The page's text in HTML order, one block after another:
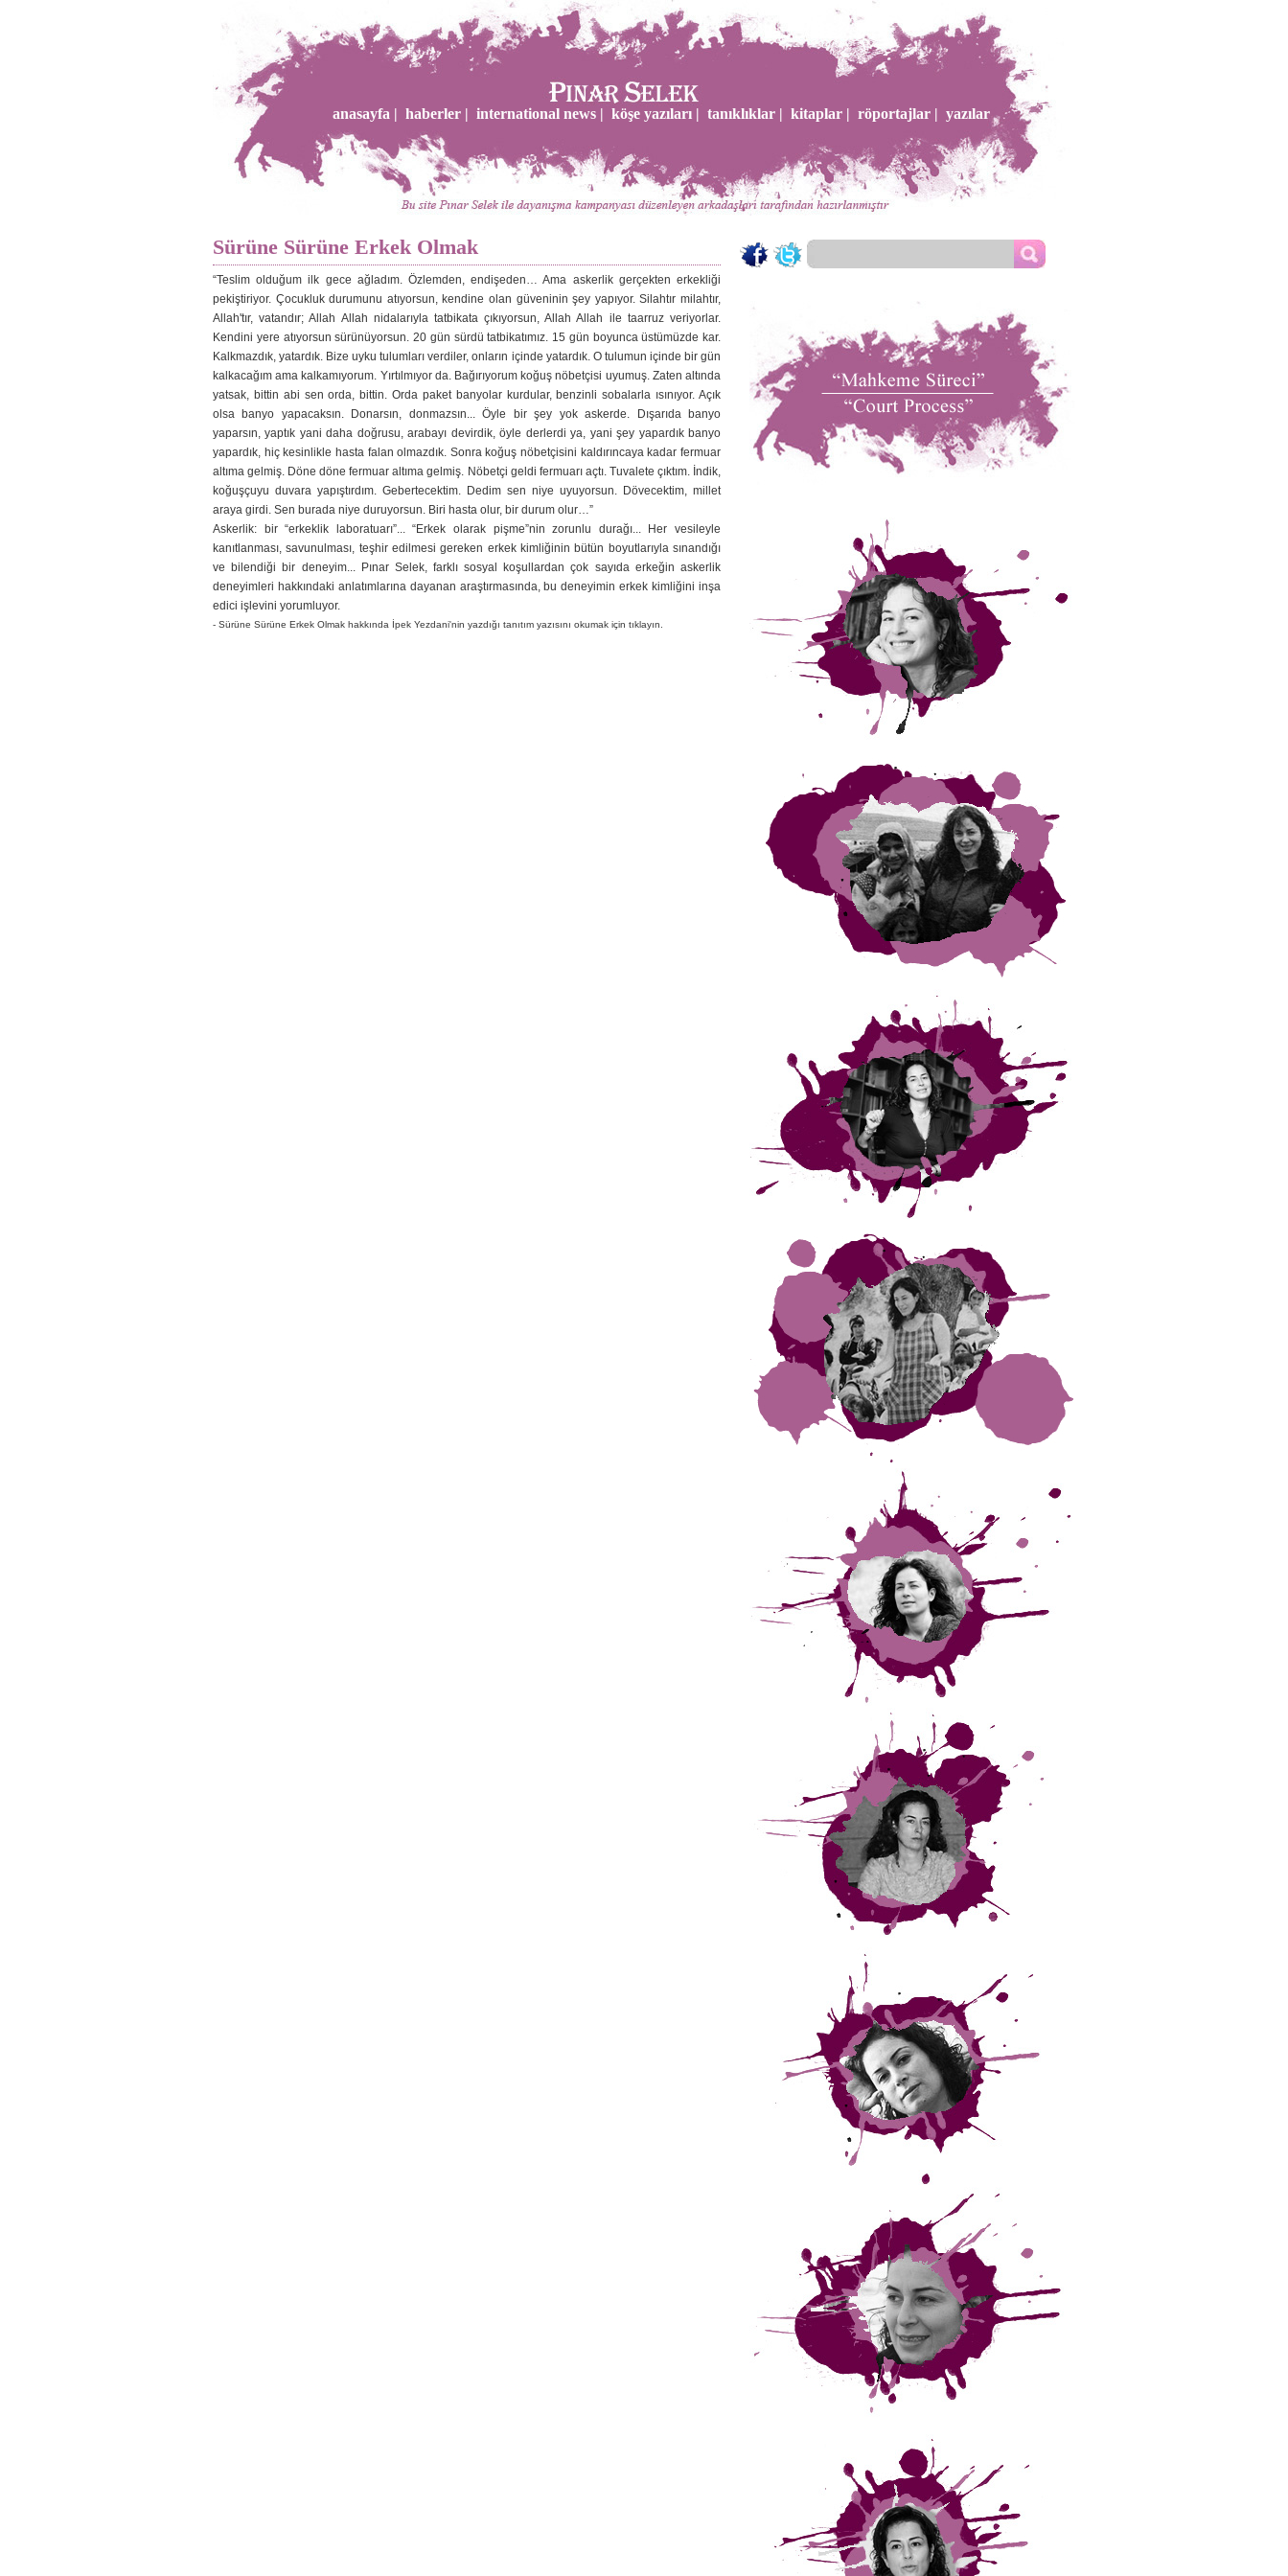
anasayfa | haberler | international news | köşe yazıları | tanıklıklar | kitaplar | röportajlar | yazılar
Sürüne Sürüne Erkek Olmak
“Teslim olduğum ilk gece ağladım. Özlemden, endişeden… Ama askerlik gerçekten erkekliği
pekiştiriyor. Çocukluk durumunu atıyorsun, kendine olan güveninin şey yapıyor. Silahtır milahtır,
Allah'tır, vatandır; Allah Allah nidalarıyla tatbikata çıkıyorsun, Allah Allah ile taarruz veriyorlar.
Kendini yere atıyorsun sürünüyorsun. 20 gün sürdü tatbikatımız. 15 gün boyunca üstümüzde kar.
Kalkmazdık, yatardık. Bize uyku tulumları verdiler, onların içinde yatardık. O tulumun içinde bir gün
kalkacağım ama kalkamıyorum. Yırtılmıyor da. Bağırıyorum koğuş nöbetçisi uyumuş. Zaten altında
yatsak, bittin abi sen orda, bittin. Orda paket banyolar kurdular, benzinli sobalarla ısınıyor. Açık
olsa banyo yapacaksın. Donarsın, donmazsın... Öyle bir şey yok askerde. Dışarıda banyo
yaparsın, yaptık yani daha doğrusu, arabayı devirdik, öyle derlerdi ya, yani şey yapardık banyo
yapardık, hiç kesinlikle hasta falan olmazdık. Sonra koğuş nöbetçisini kaldırıncaya kadar fermuar
altıma gelmiş. Döne döne fermuar altıma gelmiş. Nöbetçi geldi fermuarı açtı. Tuvalete çıktım. İndik,
koğuşçuyu duvara yapıştırdım. Gebertecektim. Dedim sen niye uyuyorsun. Dövecektim, millet
araya girdi. Sen burada niye duruyorsun. Biri hasta olur, bir durum olur…”
Askerlik: bir “erkeklik laboratuarı”... “Erkek olarak pişme”nin zorunlu durağı... Her vesileyle
kanıtlanması, savunulması, teşhir edilmesi gereken erkek kimliğinin bütün boyutlarıyla sınandığı
ve bilendiği bir deneyim... Pınar Selek, farklı sosyal koşullardan çok sayıda erkeğin askerlik
deneyimleri hakkındaki anlatımlarına dayanan araştırmasında, bu deneyimin erkek kimliğini inşa
edici işlevini yorumluyor.
- Sürüne Sürüne Erkek Olmak hakkında İpek Yezdani'nin yazdığı tanıtım yazısını okumak için tıklayın.